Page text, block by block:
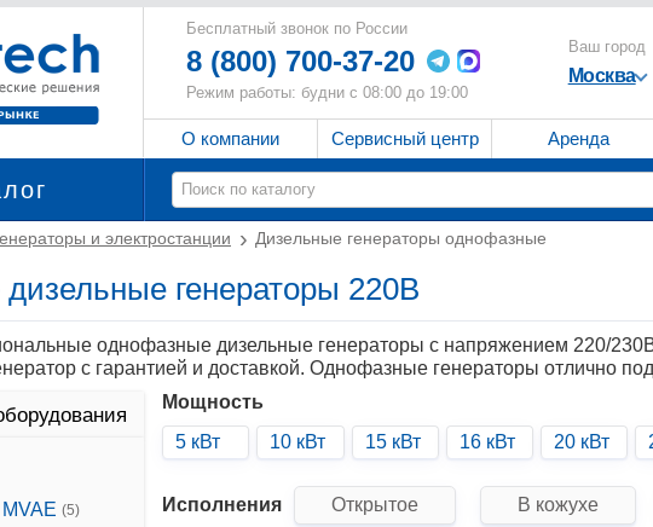
Бесплатный звонок по России
8 (800) 700-37-20
Режим работы: будни с 08:00 до 19:00
Ваш город
Москва
О компании Сервисный центр Аренда
и электростанции Дизельные генераторы однофазные
генераторы 220В
однофазные дизельные генераторы с напряжением 220/
с гарантией и доставкой. Однофазные генераторы отлично
MVAE (5)
Мощность
5 кВт
10 кВт 15 кВт 16 кВт 20 кВт
Исполнения Открытое В кожухе